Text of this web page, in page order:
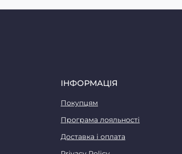
ІНФОРМАЦІЯ
Покупцям
Програма лояльності
Доставка і оплата